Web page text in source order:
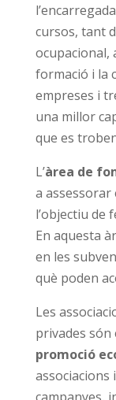
cursos, tant
ocupacional,
formació i la
empreses i
una millor
que es
L’àrea de
a
l’objectiu de
En aquesta
en les
què poden
Les
privades són
promoció
associacions
campanyes,